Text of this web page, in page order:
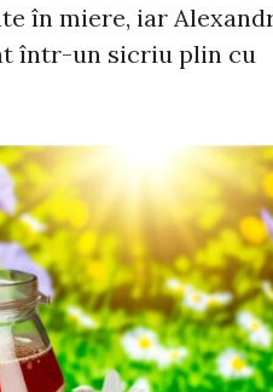
în miere, iar
într-un sicriu plin cu